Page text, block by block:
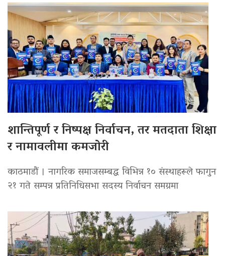
शान्तिपूर्ण र निष्पक्ष निर्वाचन, तर मतदाता शिक्षा
र नामावलीमा कमजोरी
काठमाडौं । नागरिक समाजसम्बद्ध विभिन्न १० संस्थाहरूले फागुन
२१ गते सम्पन्न प्रतिनिधिसभा सदस्य निर्वाचन समग्रमा